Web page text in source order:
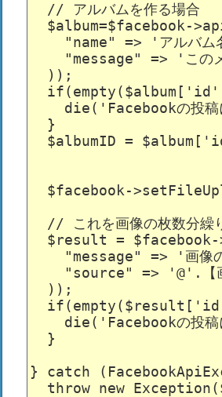
  // アルバムを作る場合
$album=$facebook-
"name" => 'アルバム
"message" => 'このメ
  ));
die('Facebookの投稿
  }
$albumID =
$facebook-
// これを画像の枚数分繰
$result =
"message" => '画像
"source" => '@'.【
  ));
die('Facebookの投稿
  }
} catch
throw new